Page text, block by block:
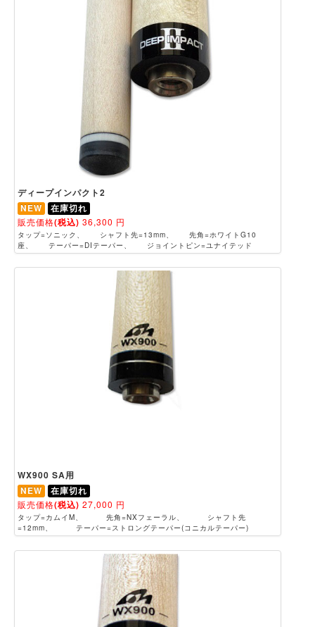
ディープインパクト2
NEW
在庫切れ
販売価格(税込) 36,300 円
タップ=ソニック、 シャフト先=13mm、 先角=ホワイトG10
座、 テーパー=DIテーパー、 ジョイントピン=ユナイテッド
WX900 SA用
NEW
在庫切れ
販売価格(税込) 27,000 円
タップ=カムイM、 先角=NXフェーラル、 シャフト先
=12mm、 テーパー=ストロングテーパー(コニカルテーパー)